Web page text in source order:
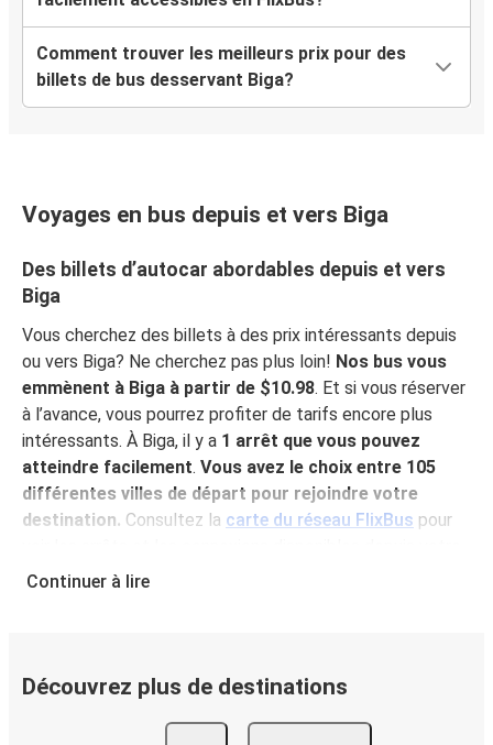
Comment trouver les meilleurs prix pour des
billets de bus desservant Biga?
Voyages en bus depuis et vers Biga
Des billets d’autocar abordables depuis et vers
Biga
Vous cherchez des billets à des prix intéressants depuis
ou vers Biga? Ne cherchez pas plus loin! Nos bus vous
emmènent à Biga à partir de $10.98. Et si vous réserver
à l’avance, vous pourrez profiter de tarifs encore plus
intéressants. À Biga, il y a 1 arrêt que vous pouvez
atteindre facilement. Vous avez le choix entre 105
différentes villes de départ pour rejoindre votre
destination. Consultez la carte du réseau FlixBus pour
ville!
FlixBus représente le choix idéal en termes de prix
abordables et de confort pour vos déplacements vers ou
depuis Biga. Profitez d'un voyage confortable vers Biga
Continuer à lire
Découvrez plus de destinations